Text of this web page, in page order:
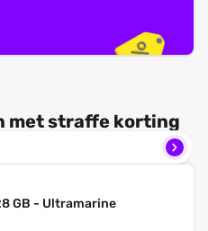
met straffe korting
GB - Ultramarine